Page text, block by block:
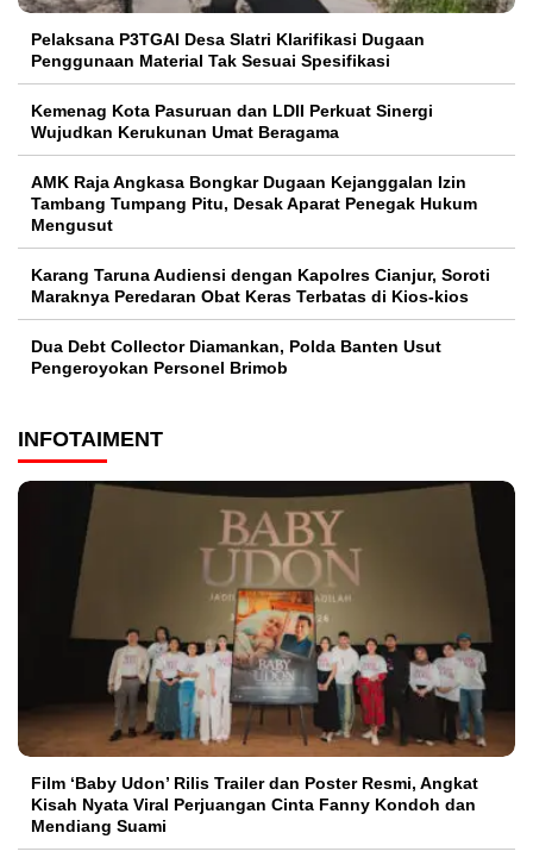
Pelaksana P3TGAI Desa Slatri Klarifikasi Dugaan
Penggunaan Material Tak Sesuai Spesifikasi
Kemenag Kota Pasuruan dan LDII Perkuat Sinergi
Wujudkan Kerukunan Umat Beragama
AMK Raja Angkasa Bongkar Dugaan Kejanggalan Izin
Tambang Tumpang Pitu, Desak Aparat Penegak Hukum
Mengusut
Karang Taruna Audiensi dengan Kapolres Cianjur, Soroti
Maraknya Peredaran Obat Keras Terbatas di Kios-kios
Dua Debt Collector Diamankan, Polda Banten Usut
Pengeroyokan Personel Brimob
INFOTAIMENT
Film ‘Baby Udon’ Rilis Trailer dan Poster Resmi, Angkat
Kisah Nyata Viral Perjuangan Cinta Fanny Kondoh dan
Mendiang Suami